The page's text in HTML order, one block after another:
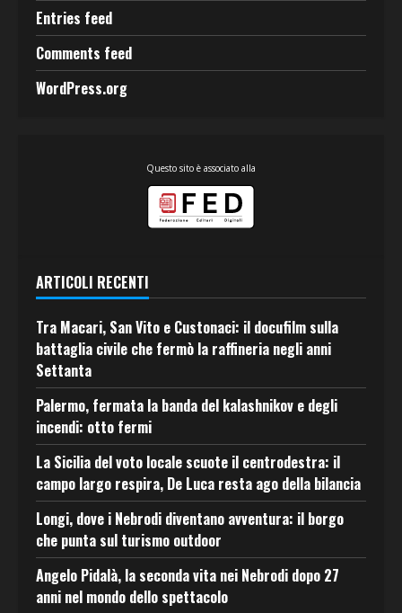
Entries feed
Comments feed
WordPress.org
Questo sito è associato alla
ARTICOLI RECENTI
Tra Macari, San Vito e Custonaci: il docufilm sulla
battaglia civile che fermò la raffineria negli anni
Settanta
Palermo, fermata la banda del kalashnikov e degli
incendi: otto fermi
La Sicilia del voto locale scuote il centrodestra: il
campo largo respira, De Luca resta ago della bilancia
Longi, dove i Nebrodi diventano avventura: il borgo
che punta sul turismo outdoor
Angelo Pidalà, la seconda vita nei Nebrodi dopo 27
anni nel mondo dello spettacolo